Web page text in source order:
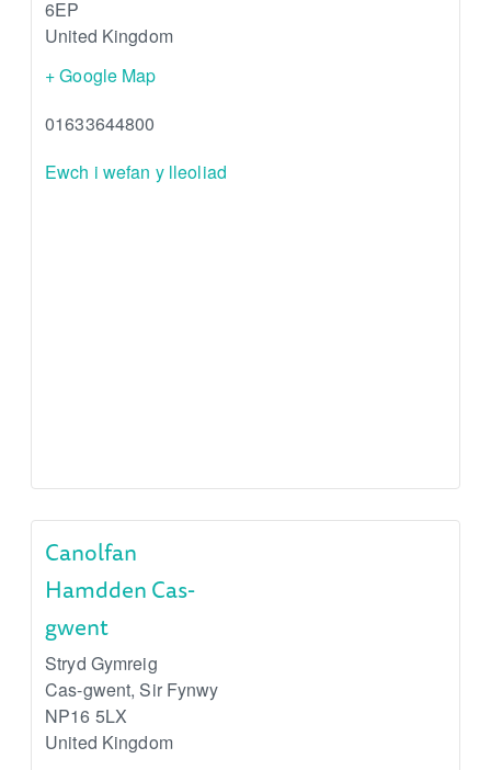
6EP
United Kingdom
+ Google Map
01633644800
Ewch i wefan y lleoliad
Canolfan
Hamdden Cas-
gwent
Stryd Gymreig
Cas-gwent, Sir Fynwy
NP16 5LX
United Kingdom